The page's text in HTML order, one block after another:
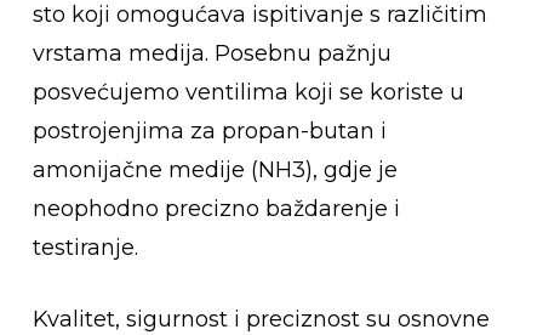
sto koji omogućava ispitivanje s različitim
vrstama medija. Posebnu pažnju
posvećujemo ventilima koji se koriste u
postrojenjima za propan-butan i
amonijačne medije (NH3), gdje je
neophodno precizno baždarenje i
testiranje.
Kvalitet, sigurnost i preciznost su osnovne